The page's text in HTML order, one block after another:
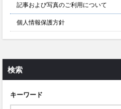
記事および写真のご利用について
個人情報保護方針
検索
キーワード